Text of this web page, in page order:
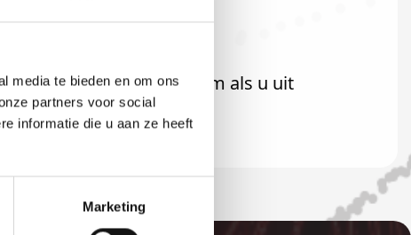
media te bieden en om ons
partners voor social
informatie die u aan ze heeft
Marketing
uiteraard ook welkom als u uit